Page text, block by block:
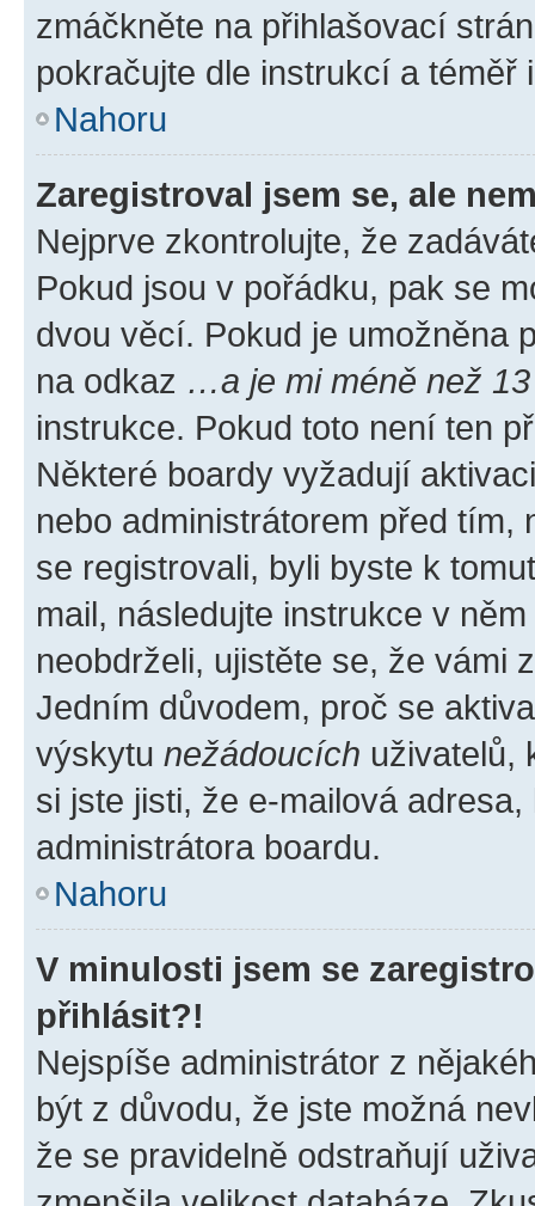
zmáčkněte na přihlašovací
pokračujte dle instrukcí a téměř
Nahoru
Zaregistroval jsem se, ale
Nejprve zkontrolujte, že
Pokud jsou v pořádku, pak se
dvou věcí. Pokud je umožněna
na odkaz …a je mi méně než
instrukce. Pokud toto není ten
Některé boardy vyžadují
nebo administrátorem před tím,
se registrovali, byli byste k
mail, následujte instrukce v
neobdrželi, ujistěte se, že vámi
Jedním důvodem, proč se
výskytu nežádoucích uživatelů,
si jste jisti, že e-mailová
administrátora boardu.
Nahoru
V minulosti jsem se
přihlásit?!
Nejspíše administrátor z
být z důvodu, že jste možná
že se pravidelně odstraňují